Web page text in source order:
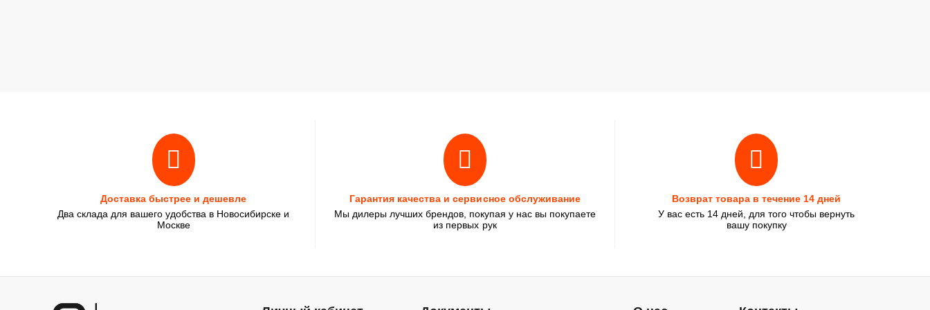
Доставка быстрее и дешевле
Два склада для вашего удобства в Новосибирске и
Москве
Гарантия качества и сервисное обслуживание
Мы дилеры лучших брендов, покупая у нас вы покупаете
из первых рук
Возврат товара в течение 14 дней
У вас есть 14 дней, для того чтобы вернуть
вашу покупку